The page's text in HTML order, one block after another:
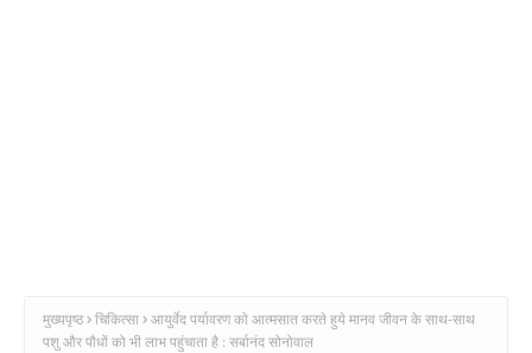
मुख्यपृष्ठ चिकित्सा आयुर्वेद पर्यावरण को आत्मसात करते हुये मानव जीवन के साथ-साथ
पशु और पौधों को भी लाभ पहुंचाता है : सर्बानंद सोनोवाल